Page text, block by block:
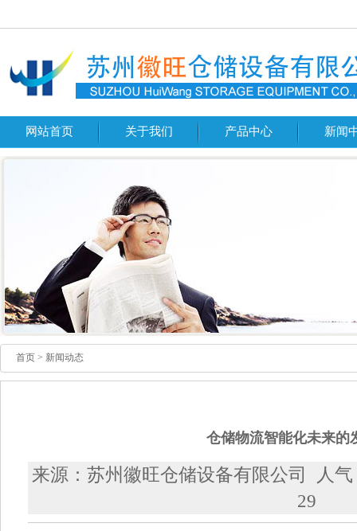
网站首页 关于我们 产品中心 新闻
首页 > 新闻动态
仓储物流智能化未来的
来源：苏州徽旺仓储设备有限公司 人
29